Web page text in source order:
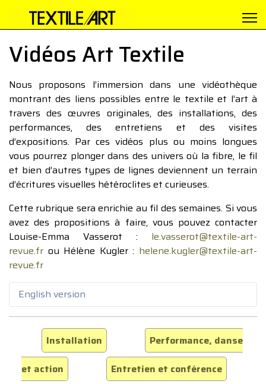
Vidéos Art Textile
Nous proposons l’immersion dans une vidéothèque
montrant des liens possibles entre le textile et l’art à
travers des œuvres originales, des installations, des
performances, des entretiens et des visites
d’expositions. Par ces vidéos plus ou moins longues
vous pourrez plonger dans des univers où la fibre, le fil
et bien d’autres types de lignes deviennent un terrain
d’écritures visuelles hétéroclites et curieuses.
Cette rubrique sera enrichie au fil des semaines. Si vous
avez des propositions à faire, vous pouvez contacter
Louise-Emma Vasserot : le.vasserot@textile-art-
revue.fr ou Hélène Kugler : helene.kugler@textile-art-
revue.fr
English version
Installation
Performance, danse
et action
Entretien et conférence